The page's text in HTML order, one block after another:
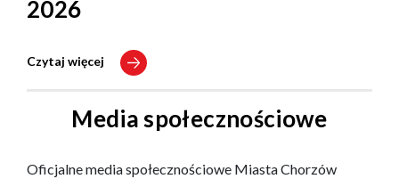
2026
Czytaj więcej
Media społecznościowe
Oficjalne media społecznościowe Miasta Chorzów